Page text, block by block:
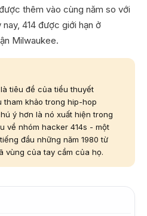
thêm vào cùng năm so với
414 được giới hạn ở
Milwaukee.
tiêu đề của tiểu thuyết
tham khảo trong hip-hop
ý hơn là nó xuất hiện trong
về nhóm hacker 414s - một
đầu những năm 1980 từ
vùng của tay cầm của họ.